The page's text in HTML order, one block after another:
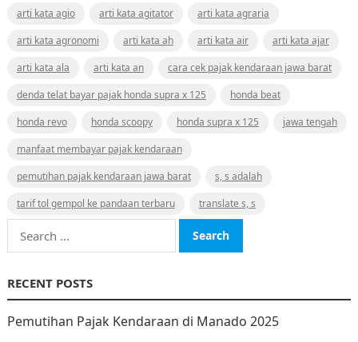
arti kata agio
arti kata agitator
arti kata agraria
arti kata agronomi
arti kata ah arti kata air
arti kata ajar
arti kata ala
arti kata an
cara cek pajak kendaraan jawa barat
denda telat bayar pajak honda supra x 125
honda beat
honda revo
honda scoopy honda supra x 125
jawa tengah
manfaat membayar pajak kendaraan
pemutihan pajak kendaraan jawa barat
s, s adalah
tarif tol gempol ke pandaan terbaru
translate s, s
Search
for:
RECENT POSTS
Pemutihan Pajak Kendaraan di Manado 2025